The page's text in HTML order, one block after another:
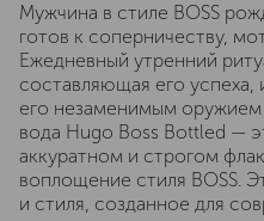
Мужчина в стиле BOSS
готов к соперничеству,
Ежедневный утренний
составляющая его успеха,
его незаменимым оружием
вода Hugo Boss Bottled —
аккуратном и строгом
воплощение стиля BOSS.
и стиля, созданное для